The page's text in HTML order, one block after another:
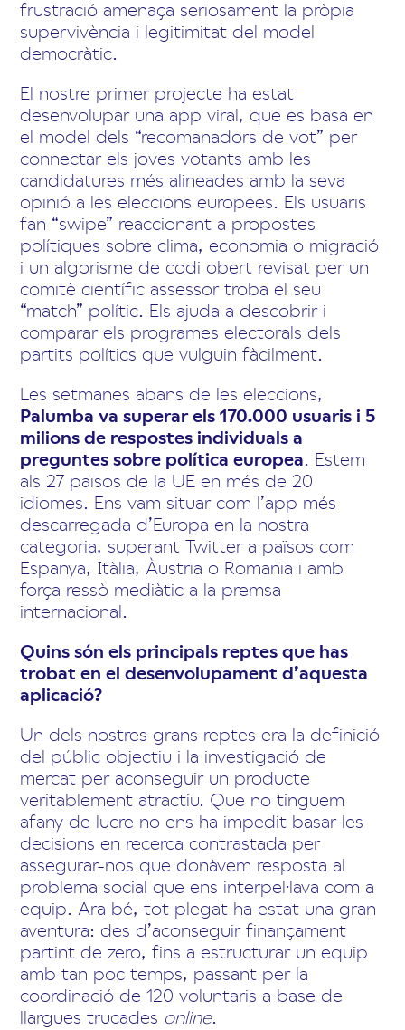
frustració amenaça seriosament la pròpia
supervivència i legitimitat del model
democràtic.
El nostre primer projecte ha estat
desenvolupar una app viral, que es basa en
el model dels “recomanadors de vot” per
connectar els joves votants amb les
candidatures més alineades amb la seva
opinió a les eleccions europees. Els usuaris
fan “swipe” reaccionant a propostes
polítiques sobre clima, economia o migració
i un algorisme de codi obert revisat per un
comitè científic assessor troba el seu
“match” polític. Els ajuda a descobrir i
comparar els programes electorals dels
partits polítics que vulguin fàcilment.
Les setmanes abans de les eleccions,
Palumba va superar els 170.000 usuaris i 5
milions de respostes individuals a
preguntes sobre política europea. Estem
als 27 països de la UE en més de 20
idiomes. Ens vam situar com l’app més
descarregada d’Europa en la nostra
categoria, superant Twitter a països com
Espanya, Itàlia, Àustria o Romania i amb
força ressò mediàtic a la premsa
internacional.
Quins són els principals reptes que has
trobat en el desenvolupament d’aquesta
aplicació?
Un dels nostres grans reptes era la definició
del públic objectiu i la investigació de
mercat per aconseguir un producte
veritablement atractiu. Que no tinguem
afany de lucre no ens ha impedit basar les
decisions en recerca contrastada per
assegurar-nos que donàvem resposta al
problema social que ens interpel·lava com a
equip. Ara bé, tot plegat ha estat una gran
aventura: des d’aconseguir finançament
partint de zero, fins a estructurar un equip
amb tan poc temps, passant per la
coordinació de 120 voluntaris a base de
llargues trucades online.